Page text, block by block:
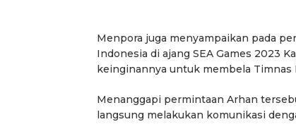
Menpora juga menyampaikan pada
Indonesia di ajang SEA Games 2023
keinginannya untuk membela Timnas
Menanggapi permintaan Arhan
langsung melakukan komunikasi